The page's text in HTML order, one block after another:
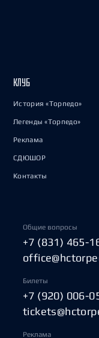
КЛУБ
История «Торпедо»
Легенды «Торпедо»
Реклама
СДЮШОР
Контакты
Общие вопросы
+7 (831) 465-
Билеты
+7 (920) 006-
Реклама